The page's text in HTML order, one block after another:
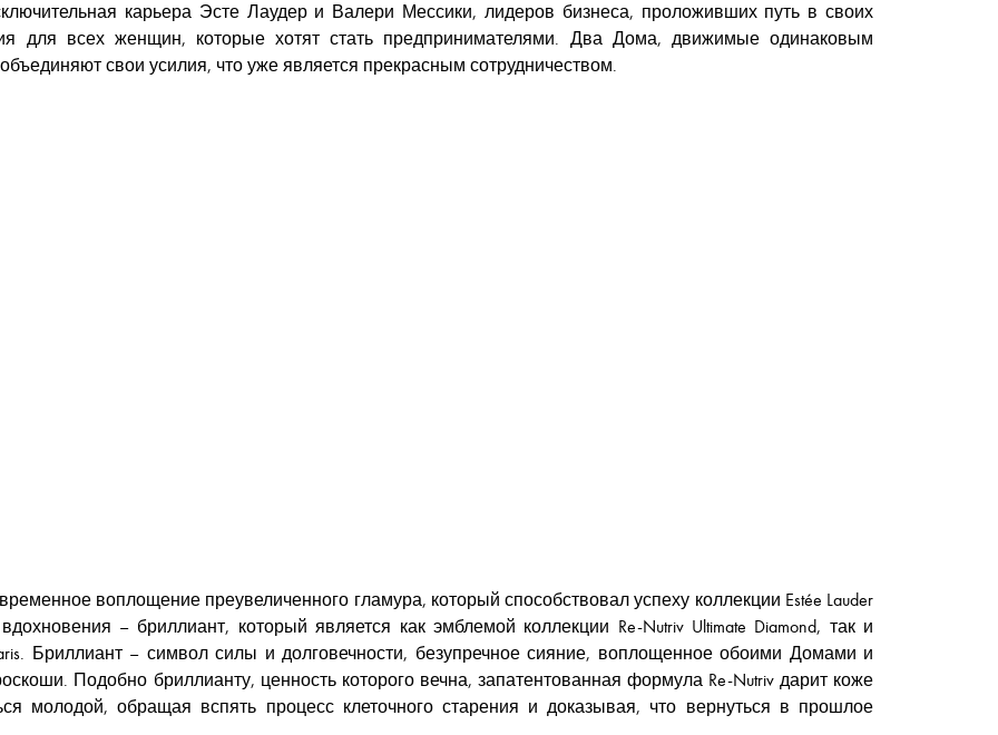
карьера Эсте Лаудер и Валери Мессики, лидеров бизнеса, проложивших путь в своих
для всех женщин, которые хотят стать предпринимателями. Два Дома, движимые одинаковым
свои усилия, что уже является прекрасным сотрудничеством.
воплощение преувеличенного гламура, который способствовал успеху коллекции Estée Lauder
– бриллиант, который является как эмблемой коллекции Re-Nutriv Ultimate Diamond, так и
Бриллиант – символ силы и долговечности, безупречное сияние, воплощенное обоими Домами и
Подобно бриллианту, ценность которого вечна, запатентованная формула Re-Nutriv дарит коже
молодой, обращая вспять процесс клеточного старения и доказывая, что вернуться в прошлое